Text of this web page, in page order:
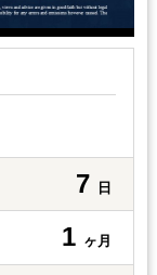
7 日
1 ヶ月